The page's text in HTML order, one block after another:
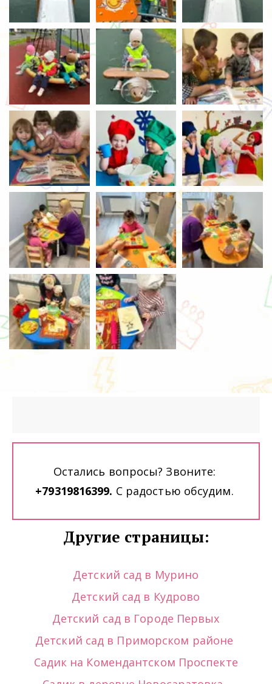
+79319816399. С радостью обсудим.
Другие страницы:
Детский сад в Мурино
Детский сад в Кудрово
Детский сад в Городе Первых
Детский сад в Приморском районе
Садик на Комендантском Проспекте